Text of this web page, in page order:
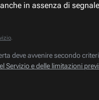
in assenza di segnale
.
deve avvenire secondo
Servizio e delle limitazioni